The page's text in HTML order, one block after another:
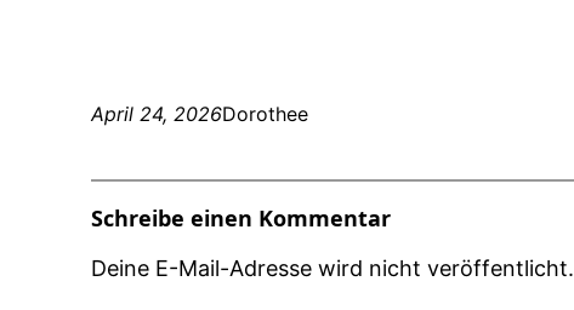
April 24, 2026Dorothee
Schreibe einen Kommentar
Deine E-Mail-Adresse wird nicht veröffentlicht.